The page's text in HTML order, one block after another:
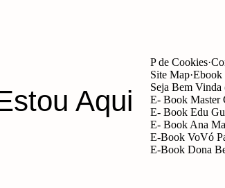
Aqui
P de Cookies
Site Map Ebook
Seja Bem Vinda
E- Book Master
E- Book Edu
E- Book Ana
E-Book VoVó
E-Book Dona